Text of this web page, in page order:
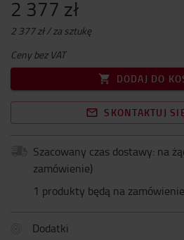
2 377 zł
2 377 zł / za sztukę
Ceny bez VAT
DODAJ DO
SKONTAKTUJ
Szacowany czas dostawy: na
zamówienie)
1 produkty będą na zamówienie
Dodatki